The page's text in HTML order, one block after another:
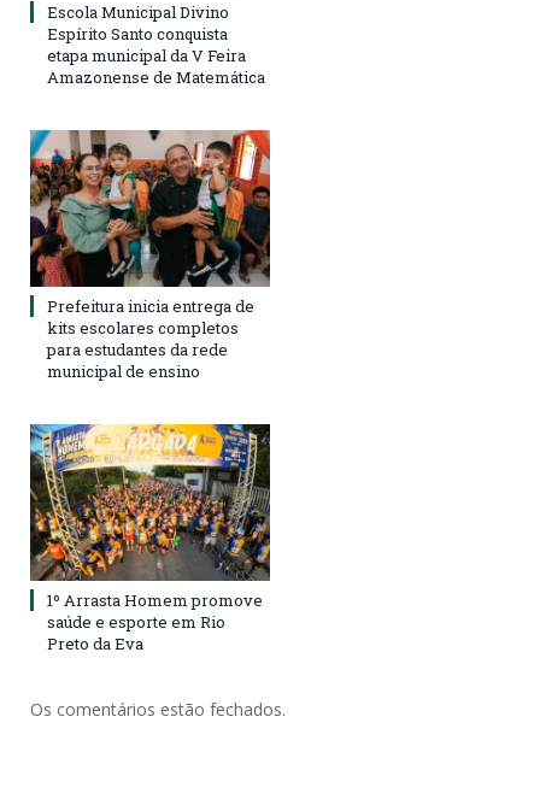
Escola Municipal Divino
Espírito Santo conquista
etapa municipal da V Feira
Amazonense de Matemática
Prefeitura inicia entrega de
kits escolares completos
para estudantes da rede
municipal de ensino
1º Arrasta Homem promove
saúde e esporte em Rio
Preto da Eva
Os comentários estão fechados.